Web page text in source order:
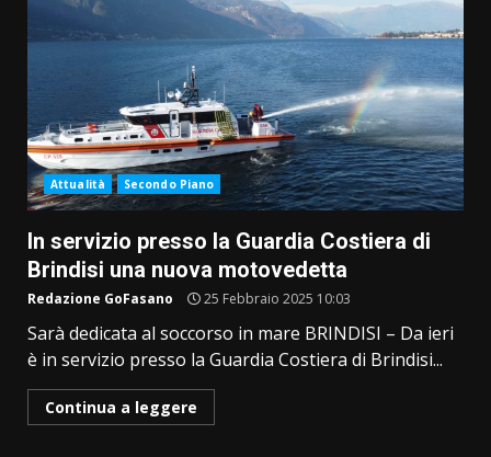
Attualità Secondo Piano
In servizio presso la Guardia Costiera di
Brindisi una nuova motovedetta
Redazione GoFasano 25 Febbraio 2025 10:03
Sarà dedicata al soccorso in mare BRINDISI – Da ieri
è in servizio presso la Guardia Costiera di Brindisi...
Continua a leggere